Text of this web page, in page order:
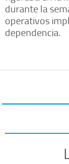
durante la
operativos
dependencia.